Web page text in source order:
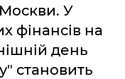
У
фінансів на
день
становить